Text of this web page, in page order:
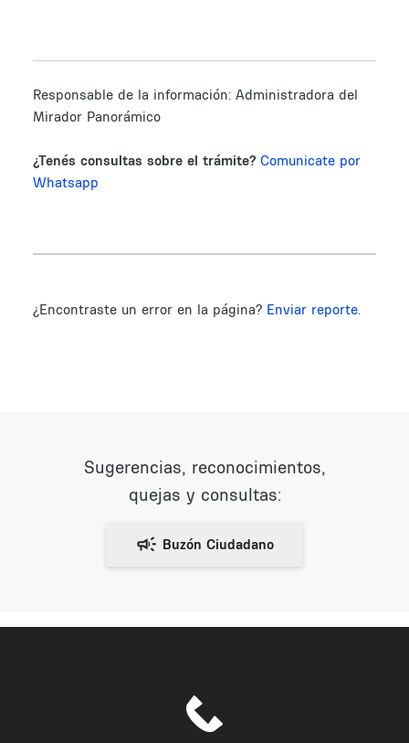
Responsable de la información: Administradora del
Mirador Panorámico
¿Tenés consultas sobre el trámite? Comunicate por
Whatsapp
¿Encontraste un error en la página? Enviar reporte.
Sugerencias, reconocimientos,
quejas y consultas: